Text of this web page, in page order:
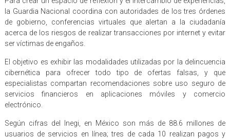
la Guardia Nacional coordina con autoridades de los tres órdenes
de gobierno, conferencias virtuales que alertan a la ciudadanía
acerca de los riesgos de realizar transacciones por internet y evitar
ser víctimas de engaños.
El objetivo es exhibir las modalidades utilizadas por la delincuencia
cibernética para ofrecer todo tipo de ofertas falsas, y que
especialistas compartan recomendaciones sobre uso seguro de
servicios financieros en aplicaciones móviles y comercio
electrónico.
Según cifras del Inegi, en México son más de 88.6 millones de
usuarios de servicios en línea; tres de cada 10 realizan pagos y